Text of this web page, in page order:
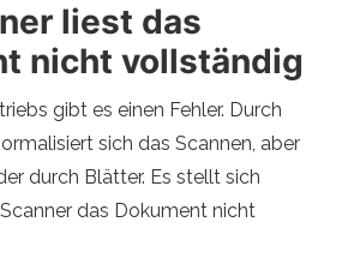
liest das
nicht vollständig
gibt es einen Fehler. Durch
sich das Scannen, aber
durch Blätter. Es stellt sich
das Dokument nicht